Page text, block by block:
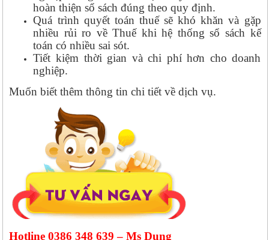
hoàn thiện sổ sách đúng theo quy định.
Quá trình quyết toán thuế sẽ khó khăn và gặp
nhiều rủi ro về Thuế khi hệ thống sổ sách kế
toán có nhiều sai sót.
Tiết kiệm thời gian và chi phí hơn cho doanh
nghiệp.
Muốn biết thêm thông tin chi tiết về dịch vụ.
Hotline 0386 348 639 – Ms Dung